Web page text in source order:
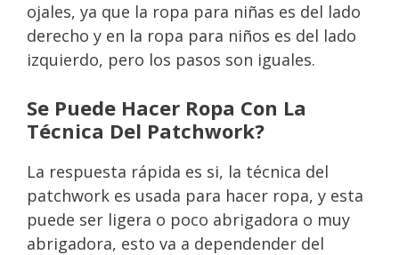
ojales, ya que la ropa para niñas es del lado
derecho y en la ropa para niños es del lado
izquierdo, pero los pasos son iguales.
Se Puede Hacer Ropa Con La
Técnica Del Patchwork?
La respuesta rápida es si, la técnica del
patchwork es usada para hacer ropa, y esta
puede ser ligera o poco abrigadora o muy
abrigadora, esto va a dependender del